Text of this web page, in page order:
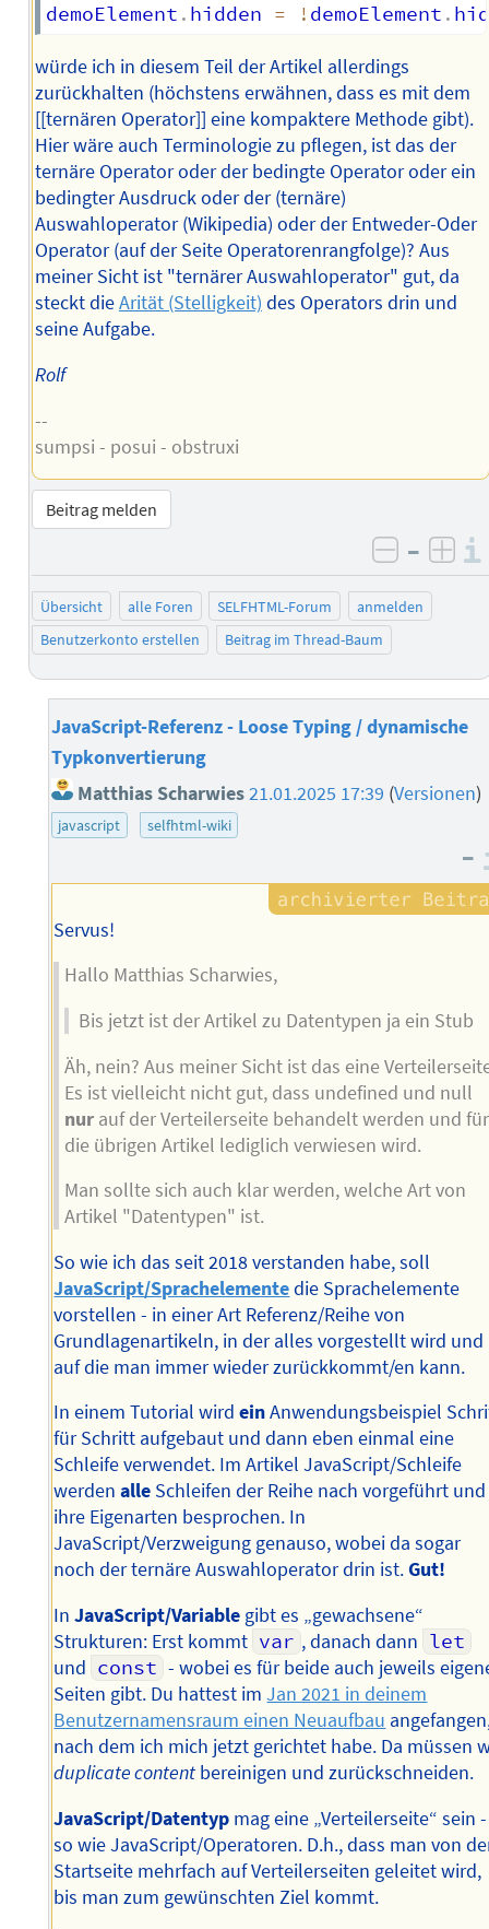
demoElement . hidden = ! demoElement .
würde ich in diesem Teil der Artikel allerdings
zurückhalten (höchstens erwähnen, dass es mit dem
[[ternären Operator]] eine kompaktere Methode gibt).
Hier wäre auch Terminologie zu pflegen, ist das der
ternäre Operator oder der bedingte Operator oder ein
bedingter Ausdruck oder der (ternäre)
Auswahloperator (Wikipedia) oder der Entweder-Oder
Operator (auf der Seite Operatorenrangfolge)? Aus
meiner Sicht ist "ternärer Auswahloperator" gut, da
steckt dieArität (Stelligkeit) des Operators drin und
seine Aufgabe.
Rolf
--
sumpsi - posui - obstruxi
Beitrag melden
negativ
–
Übersicht alle Foren SELFHTML-Forum
anmelden
Benutzerkonto erstellen
Beitrag im Thread-Baum
JavaScript-Referenz - Loose Typing / dynamische
Typkonvertierung
Matthias Scharwies21.01.2025 17:39 (Versionen)
javascript selfhtml-wiki
–
Servus!
Hallo Matthias Scharwies,
Bis jetzt ist der Artikel zu Datentypen ja ein Stub
Äh, nein? Aus meiner Sicht ist das eine
Es ist vielleicht nicht gut, dass undefined und null
nur auf der Verteilerseite behandelt werden und für
die übrigen Artikel lediglich verwiesen wird.
Man sollte sich auch klar werden, welche Art von
Artikel "Datentypen" ist.
So wie ich das seit 2018 verstanden habe, soll
JavaScript/Sprachelementedie Sprachelemente
vorstellen - in einer Art Referenz/Reihe von
Grundlagenartikeln, in der alles vorgestellt wird und
auf die man immer wieder zurückkommt/en kann.
In einem Tutorial wirdeinAnwendungsbeispiel
für Schritt aufgebaut und dann eben einmal eine
Schleife verwendet. Im Artikel JavaScript/Schleife
werdenalle Schleifen der Reihe nach vorgeführt und
ihre Eigenarten besprochen. In
JavaScript/Verzweigung genauso, wobei da sogar
noch der ternäre Auswahloperator drin ist.Gut!
InJavaScript/Variable gibt es „gewachsene“
Strukturen: Erst kommt var , danach dann let
und const - wobei es für beide auch jeweils
Seiten gibt. Du hattest imJan 2021 in deinem
Benutzernamensraum einen Neuaufbau
nach dem ich mich jetzt gerichtet habe. Da müssen
duplicate content bereinigen und zurückschneiden.
JavaScript/Datentyp mag eine „Verteilerseite“ sein -
so wie JavaScript/Operatoren. D.h., dass man von
Startseite mehrfach auf Verteilerseiten geleitet wird,
bis man zum gewünschten Ziel kommt.